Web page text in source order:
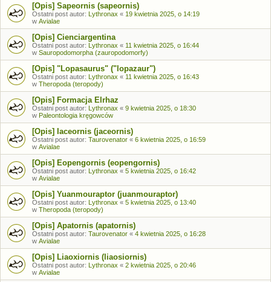
[Opis] Sapeornis (sapeornis)
Ostatni post autor: Lythronax « 19 kwietnia 2025, o 14:19
w Avialae
[Opis] Cienciargentina
Ostatni post autor: Lythronax « 11 kwietnia 2025, o 16:44
w Sauropodomorpha (zauropodomorfy)
[Opis] "Lopasaurus" ("lopazaur")
Ostatni post autor: Lythronax « 11 kwietnia 2025, o 16:43
w Theropoda (teropody)
[Opis] Formacja Elrhaz
Ostatni post autor: Lythronax « 9 kwietnia 2025, o 18:30
w Paleontologia kręgowców
[Opis] Iaceornis (jaceornis)
Ostatni post autor: Taurovenator « 6 kwietnia 2025, o 16:59
w Avialae
[Opis] Eopengornis (eopengornis)
Ostatni post autor: Lythronax « 5 kwietnia 2025, o 16:42
w Avialae
[Opis] Yuanmouraptor (juanmouraptor)
Ostatni post autor: Lythronax « 5 kwietnia 2025, o 13:40
w Theropoda (teropody)
[Opis] Apatornis (apatornis)
Ostatni post autor: Taurovenator « 4 kwietnia 2025, o 16:28
w Avialae
[Opis] Liaoxiornis (liaosiornis)
Ostatni post autor: Lythronax « 2 kwietnia 2025, o 20:46
w Avialae